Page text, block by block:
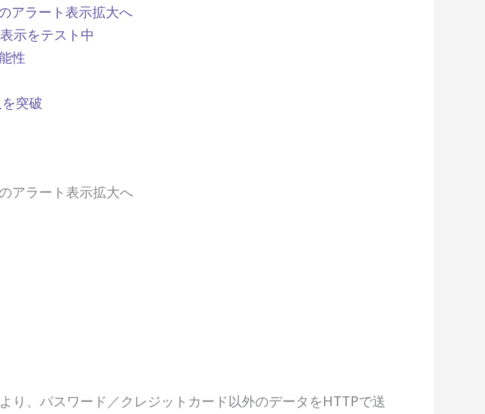
アラート表示拡大へ
示をテスト中
性
突破
アラート表示拡大へ
、パスワード／クレジットカード以外のデータをHTTPで送